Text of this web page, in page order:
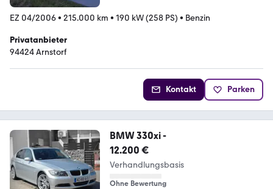
EZ 04/2006• 215.000 km • 190 kW (258 PS) • Benzin
Privatanbieter
94424 Arnstorf
Kontakt Parken
BMW 330xi -
12.200 €
Verhandlungsbasis
Ohne Bewertung